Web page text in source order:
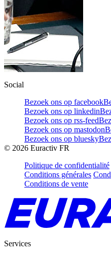
Social
Bezoek ons op facebook
Bezoek ons op linkedin
Bezoek ons op rss-feed
Bezoek ons op mastodon
Bezoek ons op bluesky
© 2026 Euractiv FR
Politique de confidentialité
Conditions générales
Conditions de vente
Services